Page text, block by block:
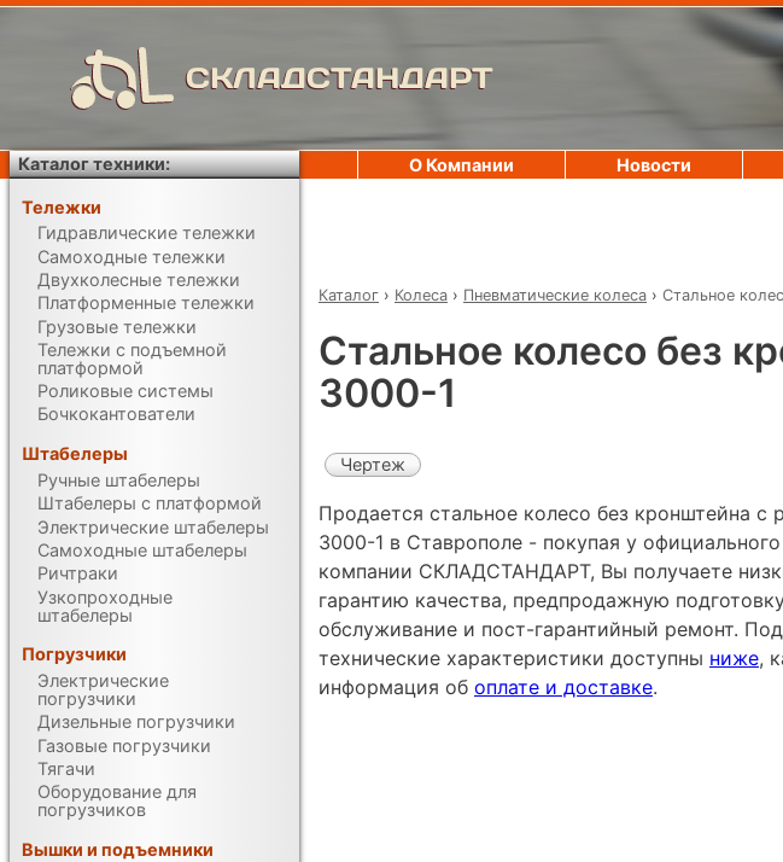
СКЛАДСТАНДАРТ
Каталог › Колеса › Пневматические колеса › Стальное
Стальное колесо без
3000-1
Чертеж
Продается стальное колесо без кронштейна с
3000-1 в Ставрополе - покупая у
компании СКЛАДСТАНДАРТ, Вы получаете
гарантию качества, предпродажную
обслуживание и пост-гарантийный ремонт.
технические характеристики доступны ниже,
информация об оплате и доставке.
О Компании Новости
Каталог техники:
Тележки
Гидравлические тележки
Самоходные тележки
Двухколесные тележки
Платформенные тележки
Грузовые тележки
Тележки с подъемной
платформой
Роликовые системы
Бочкокантователи
Штабелеры
Ручные штабелеры
Штабелеры с платформой
Электрические штабелеры
Самоходные штабелеры
Ричтраки
Узкопроходные
штабелеры
Погрузчики
Электрические
погрузчики
Дизельные погрузчики
Газовые погрузчики
Тягачи
Оборудование для
погрузчиков
Вышки и подъемники